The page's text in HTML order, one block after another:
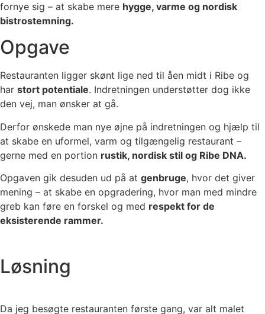
fornye sig – at skabe mere hygge, varme og nordisk
bistrostemning.
Opgave
Restauranten ligger skønt lige ned til åen midt i Ribe og
har stort potentiale. Indretningen understøtter dog ikke
den vej, man ønsker at gå.
Derfor ønskede man nye øjne på indretningen og hjælp til
at skabe en uformel, varm og tilgængelig restaurant –
gerne med en portion rustik, nordisk stil og Ribe DNA.
Opgaven gik desuden ud på at genbruge, hvor det giver
mening – at skabe en opgradering, hvor man med mindre
greb kan føre en forskel og med respekt for de
eksisterende rammer.
Løsning
Da jeg besøgte restauranten første gang, var alt malet